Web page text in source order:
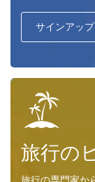
サインアップ
旅行の